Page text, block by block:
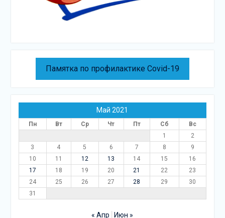
Памятка по профилактике Covid-19
Май 2021
Пн Вт Ср Чт Пт Сб
Вс
1
2
3
4 5 6 7 8
9
10
11 12 13 14 15
16
17
18 19 20 21 22
23
24
25 26 27 28 29
30
31
« Апр Июн »